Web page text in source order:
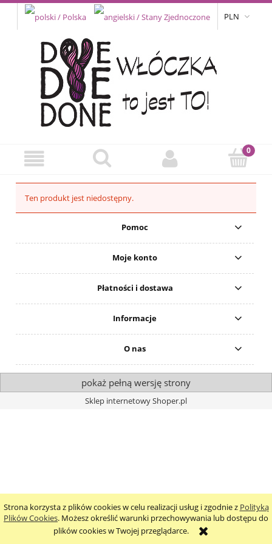
Strona korzysta z plików cookies w celu realizacji usług i zgodnie z Polityką
Plików Cookies. Możesz określić warunki przechowywania lub dostępu do
plików cookies w Twojej przeglądarce.
PLN
Ten produkt jest niedostępny.
Pomoc
Moje konto
Płatności i dostawa
Informacje
O nas
pokaż pełną wersję strony
Sklep internetowy Shoper.pl